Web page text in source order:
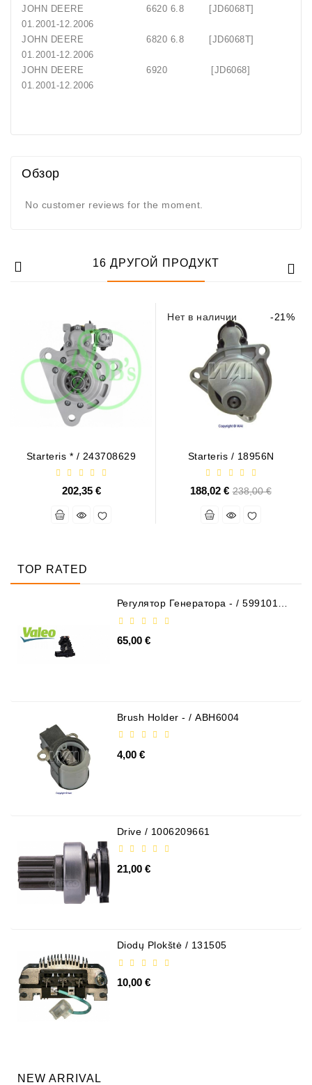
JOHN DEERE 6620 6.8 [JD6068T]
01.2001-12.2006
JOHN DEERE 6820 6.8 [JD6068T]
01.2001-12.2006
JOHN DEERE 6920 [JD6068]
01.2001-12.2006
Обзор
No customer reviews for the moment.
16 ДРУГОЙ ПРОДУКТ
Starteris * / 243708629
202,35 €
-21%
Нет в наличии
Starteris / 18956N
188,02 € Базовая
238,00 €
TOP RATED
Регулятор Генератора - / 599101
65,00 €
Brush Holder - / ABH6004
4,00 €
Drive / 1006209661
21,00 €
Diodų Plokštė / 131505
10,00 €
NEW ARRIVAL